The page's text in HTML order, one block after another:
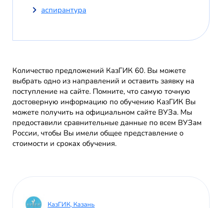
аспирантура
Количество предложений КазГИК 60. Вы можете
выбрать одно из направлений и оставить заявку на
поступление на сайте. Помните, что самую точную
достоверную информацию по обучению КазГИК Вы
можете получить на официальном сайте ВУЗа. Мы
предоставили сравнительные данные по всем ВУЗам
России, чтобы Вы имели общее представление о
стоимости и сроках обучения.
КазГИК, Казань